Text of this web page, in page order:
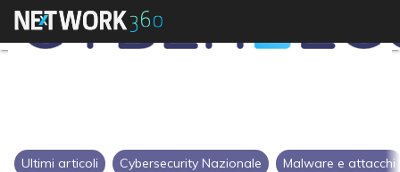
Ultimi articoli Cybersecurity Nazionale Malware e attacchi